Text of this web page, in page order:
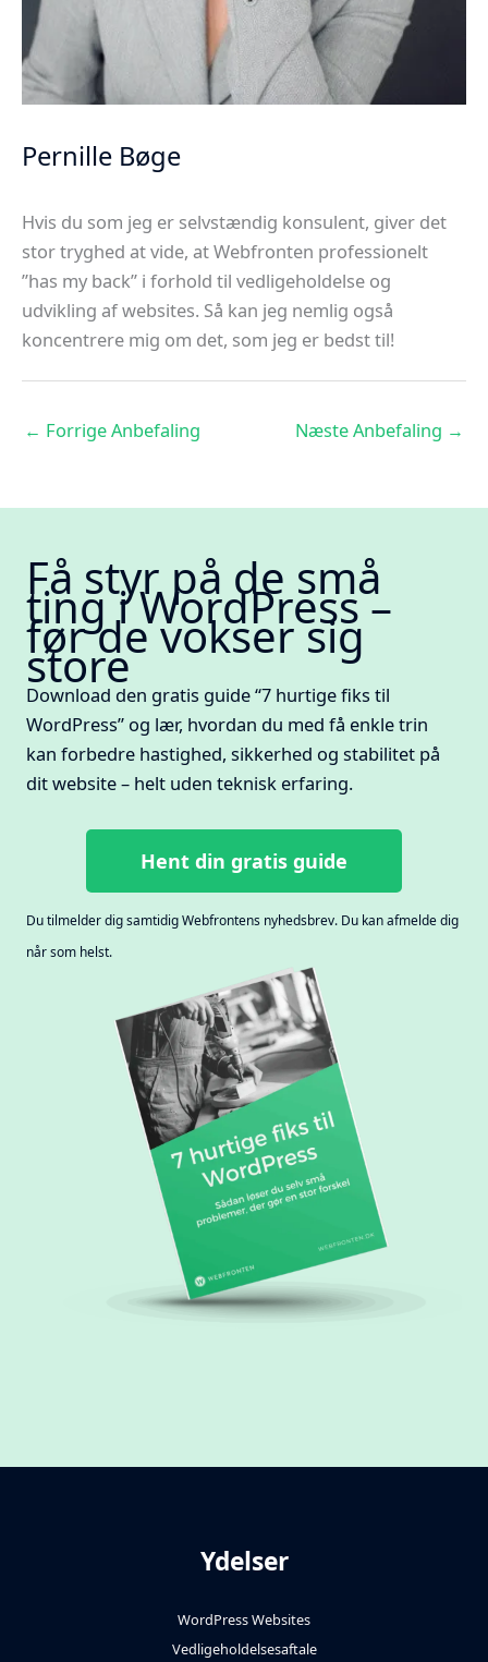
Pernille Bøge
Hvis du som jeg er selvstændig konsulent, giver det
stor tryghed at vide, at Webfronten professionelt
”has my back” i forhold til vedligeholdelse og
udvikling af websites. Så kan jeg nemlig også
koncentrere mig om det, som jeg er bedst til!
← Forrige Anbefaling Næste Anbefaling →
Få styr på de små
ting i WordPress –
før de vokser sig
store
Download den gratis guide “7 hurtige fiks til
WordPress” og lær, hvordan du med få enkle trin
kan forbedre hastighed, sikkerhed og stabilitet på
dit website – helt uden teknisk erfaring.
Hent din gratis guide
Du tilmelder dig samtidig Webfrontens nyhedsbrev. Du kan afmelde dig
når som helst.
Ydelser
WordPress Websites
Vedligeholdelsesaftale